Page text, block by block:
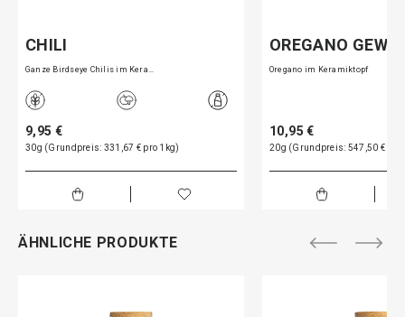
CHILI
Ganze Birdseye Chilis im Kera…
9,95 €
30g (Grundpreis: 331,67 € pro 1kg)
OREGANO
Oregano im Keramiktopf
10,95 €
20g (Grundpreis: 547,50 € pro
ÄHNLICHE PRODUKTE